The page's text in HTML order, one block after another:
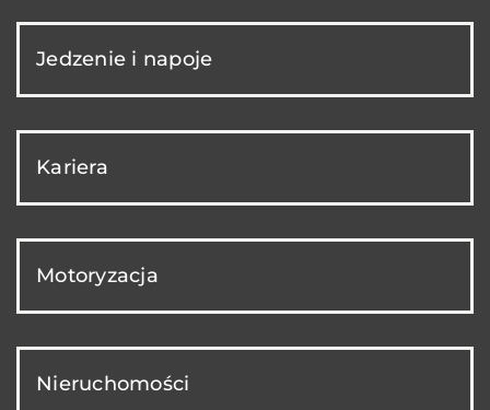
Jedzenie i napoje
Kariera
Motoryzacja
Nieruchomości